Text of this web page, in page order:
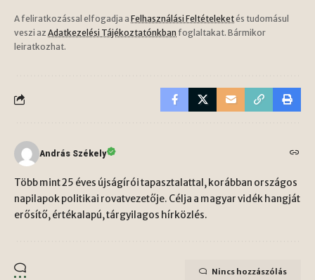
A feliratkozással elfogadja a Felhasználási Feltételeketés tudomásul
veszi az Adatkezelési Tájékoztatónkban foglaltakat. Bármikor
leiratkozhat.
András Székely
Több mint 25 éves újságírói tapasztalattal, korábban országos
napilapok politikai rovatvezetője. Célja a magyar vidék hangját
erősítő, értékalapú, tárgyilagos hírközlés.
Nincs hozzászólás